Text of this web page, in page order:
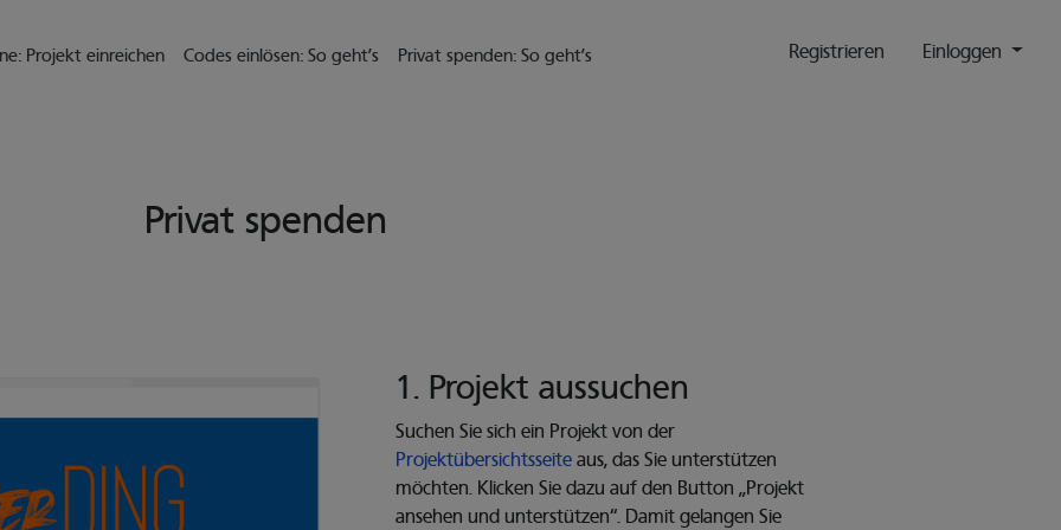
zu gelangen
Projekt einreichen Codes einlösen: So geht’s Privat spenden: So geht’s Registrieren Einloggen
Privat spenden
1. Projekt aussuchen
Suchen Sie sich ein Projekt von der
Projektübersichtsseite aus, das Sie unterstützen
möchten. Klicken Sie dazu auf den Button „Projekt
ansehen und unterstützen“. Damit gelangen Sie